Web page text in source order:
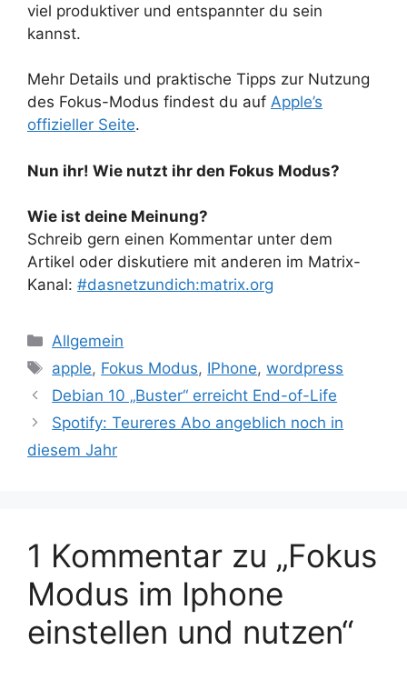
viel produktiver und entspannter du sein
kannst.
Mehr Details und praktische Tipps zur Nutzung
des Fokus-Modus findest du auf Apple’s
offizieller Seite.
Nun ihr! Wie nutzt ihr den Fokus Modus?
Wie ist deine Meinung?
Schreib gern einen Kommentar unter dem
Artikel oder diskutiere mit anderen im Matrix-
Kanal: #dasnetzundich:matrix.org
Kategorien
Allgemein
Schlagwörter
apple, Fokus Modus, IPhone,wordpress
Debian 10 „Buster“ erreicht End-of-Life
Spotify: Teureres Abo angeblich noch in
diesem Jahr
1 Kommentar zu „Fokus
Modus im Iphone
einstellen und nutzen“